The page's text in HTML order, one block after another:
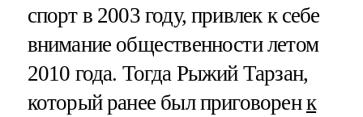
спорт в 2003 году, привлек к себе
внимание общественности летом
2010 года. Тогда Рыжий Тарзан,
который ранее был приговоренк